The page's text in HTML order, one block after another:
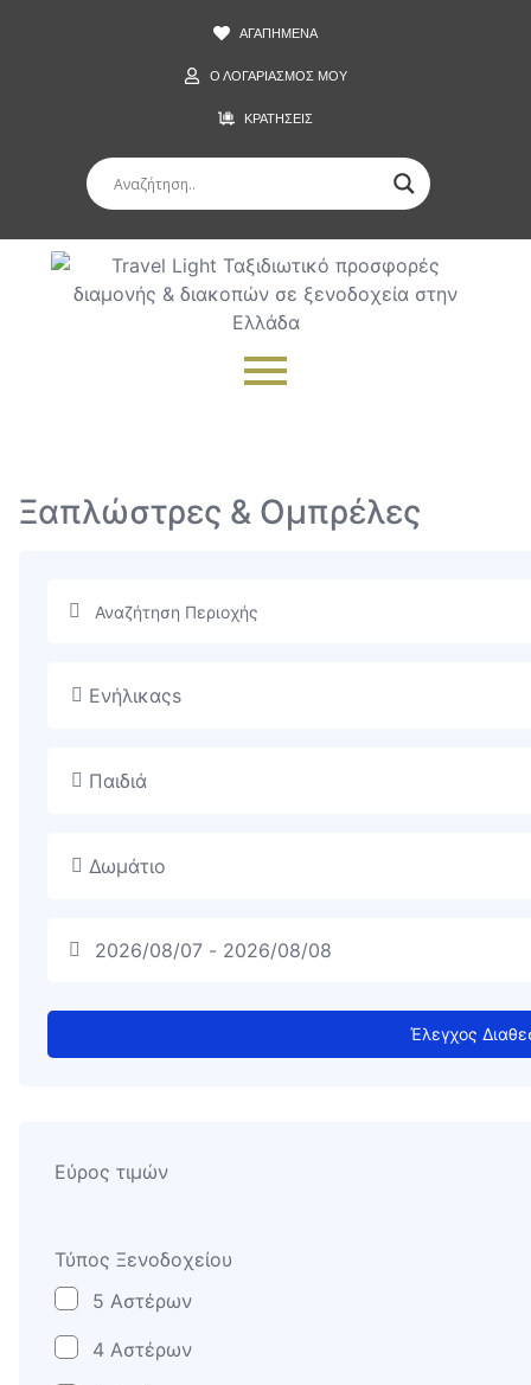
ΑΓΑΠΗΜΕΝΑ
Ο ΛΟΓΑΡΙΑΣΜΟΣ ΜΟΥ
ΚΡΑΤΗΣΕΙΣ
Ξαπλώστρες & Ομπρέλες
Ενήλικαςs
Παιδιά
Δωμάτιο
Έλεγχος
Εύρος τιμών
Τύπος Ξενοδοχείου
5 Αστέρων
4 Αστέρων